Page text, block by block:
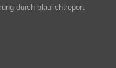
durch blaulichtreport-